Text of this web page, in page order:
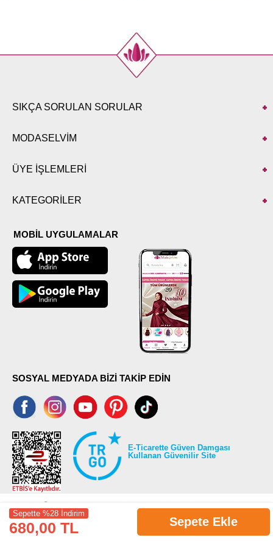
Sepette %28 İndirim
680,00 TL Sepete Ekle
SIKÇA SORULAN SORULAR
MODASELVİM
ÜYE İŞLEMLERİ
KATEGORİLER
MOBİL UYGULAMALAR
SOSYAL MEDYADA BİZİ TAKİP EDİN
E-Ticarette Güven Damgası
Kullanan Güvenilir Site
©2026 Tüm modaselvim.com hakları saklıdır.